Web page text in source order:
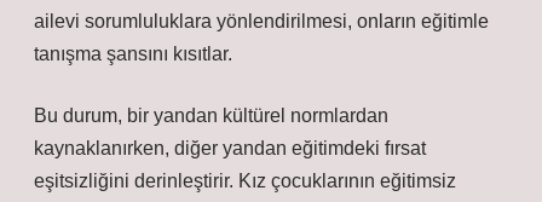
ailevi sorumluluklara yönlendirilmesi, onların eğitimle
tanışma şansını kısıtlar.
Bu durum, bir yandan kültürel normlardan
kaynaklanırken, diğer yandan eğitimdeki fırsat
eşitsizliğini derinleştirir. Kız çocuklarının eğitimsiz